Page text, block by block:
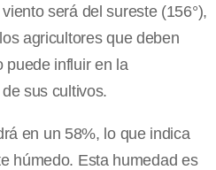
será del sureste (156°),
agricultores que deben
puede influir en la
sus cultivos.
en un 58%, lo que indica
húmedo. Esta humedad es